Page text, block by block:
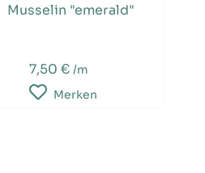
Musselin "emerald"
7,50 € /m
Merken